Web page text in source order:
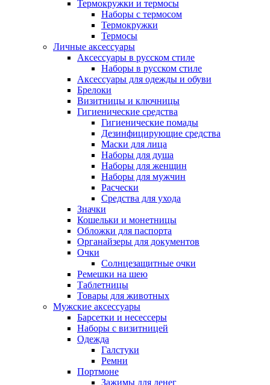
Термокружки и термосы
Наборы с термосом
Термокружки
Термосы
Личные аксессуары
Аксессуары в русском стиле
Наборы в русском стиле
Аксессуары для одежды и обуви
Брелоки
Визитницы и ключницы
Гигиенические средства
Гигиенические помады
Дезинфицирующие средства
Маски для лица
Наборы для душа
Наборы для женщин
Наборы для мужчин
Расчески
Средства для ухода
Значки
Кошельки и монетницы
Обложки для паспорта
Органайзеры для документов
Очки
Солнцезащитные очки
Ремешки на шею
Таблетницы
Товары для животных
Мужские аксессуары
Барсетки и несессеры
Наборы с визитницей
Одежда
Галстуки
Ремни
Портмоне
Зажимы для денег